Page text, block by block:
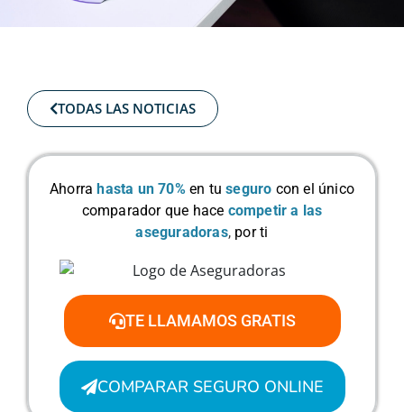
TODAS LAS NOTICIAS
Ahorra hasta un 70% en tuseguro con el único
comparador que hace competir a las
aseguradoras, por ti
TE LLAMAMOS GRATIS
COMPARAR SEGURO ONLINE